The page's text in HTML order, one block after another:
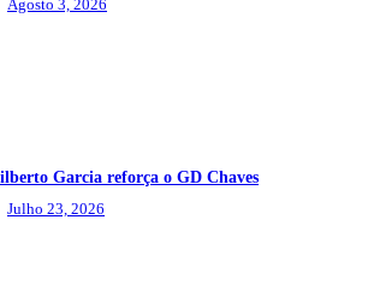
Agosto 3, 2026
Garcia reforça o GD Chaves
Julho 23, 2026